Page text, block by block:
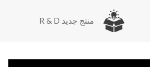
منتج جديد R & D